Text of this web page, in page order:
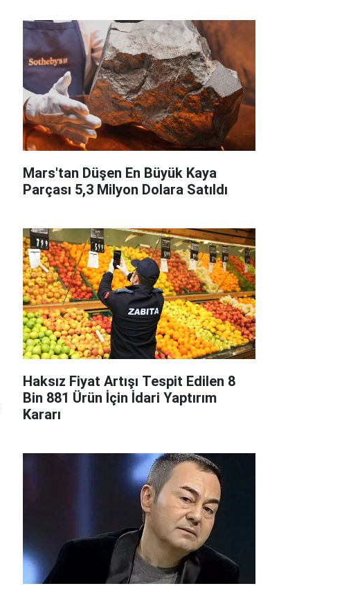
Mars'tan Düşen En Büyük Kaya
Parçası 5,3 Milyon Dolara Satıldı
Haksız Fiyat Artışı Tespit Edilen 8
Bin 881 Ürün İçin İdari Yaptırım
Kararı